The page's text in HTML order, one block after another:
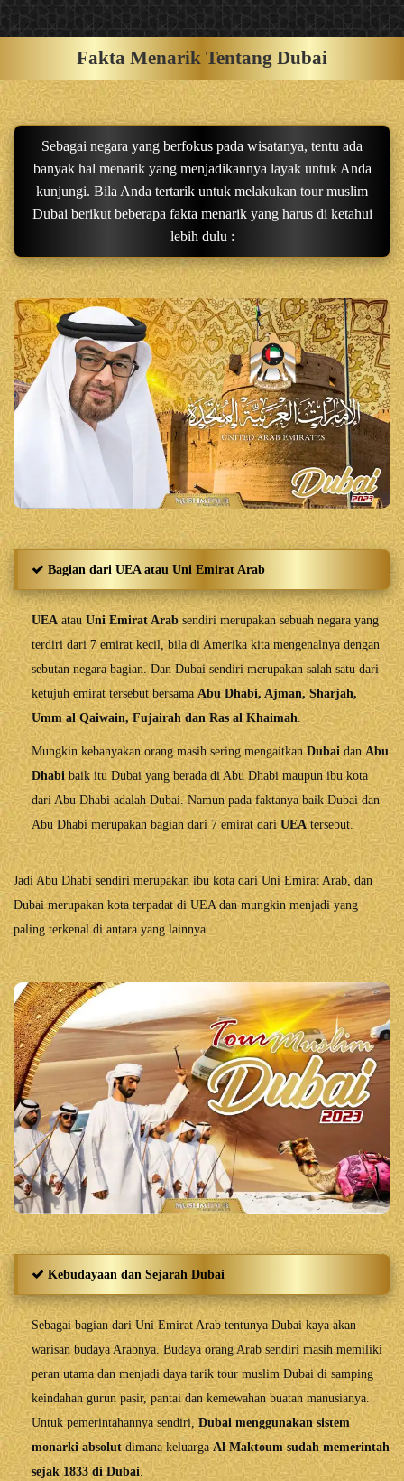
Fakta Menarik Tentang Dubai
Sebagai negara yang berfokus pada wisatanya, tentu ada
banyak hal menarik yang menjadikannya layak untuk Anda
kunjungi. Bila Anda tertarik untuk melakukan tour muslim
Dubai berikut beberapa fakta menarik yang harus di ketahui
lebih dulu :
Bagian dari UEA atau Uni Emirat Arab
UEAatau Uni Emirat Arabsendiri merupakan sebuah negara yang
terdiri dari 7 emirat kecil, bila di Amerika kita mengenalnya dengan
sebutan negara bagian. Dan Dubai sendiri merupakan salah satu dari
ketujuh emirat tersebut bersama Abu Dhabi, Ajman, Sharjah,
Umm al Qaiwain, Fujairah dan Ras al Khaimah.
Mungkin kebanyakan orang masih sering mengaitkanDubai dan Abu
Dhabi baik itu Dubai yang berada di Abu Dhabi maupun ibu kota
dari Abu Dhabi adalah Dubai. Namun pada faktanya baik Dubai dan
Abu Dhabi merupakan bagian dari 7 emirat dariUEAtersebut.
Jadi Abu Dhabi sendiri merupakan ibu kota dari Uni Emirat Arab, dan
Dubai merupakan kota terpadat di UEA dan mungkin menjadi yang
paling terkenal di antara yang lainnya.
Kebudayaan dan Sejarah Dubai
Sebagai bagian dari Uni Emirat Arab tentunya Dubai kaya akan
warisan budaya Arabnya. Budaya orang Arab sendiri masih memiliki
peran utama dan menjadi daya tarik tour muslim Dubai di samping
keindahan gurun pasir, pantai dan kemewahan buatan manusianya.
Untuk pemerintahannya sendiri, Dubai menggunakan sistem
monarki absolutdimana keluargaAl Maktoum sudah memerintah
sejak 1833 di Dubai.